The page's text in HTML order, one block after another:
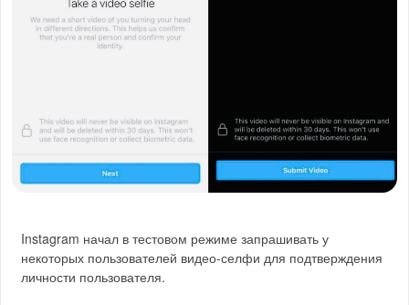
Instagram начал в тестовом режиме запрашивать у
некоторых пользователей видео-селфи для подтверждения
личности пользователя.